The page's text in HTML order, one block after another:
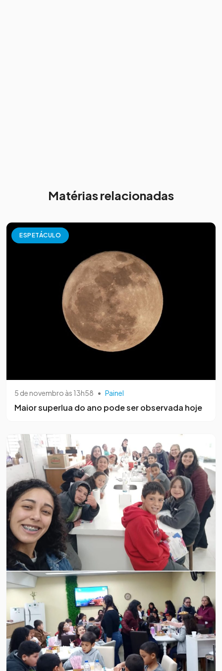
Matérias relacionadas
ESPETÁCULO
5 de novembro às 13h58 • Painel
Maior superlua do ano pode ser observada hoje